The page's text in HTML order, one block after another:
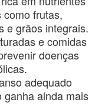
frutas,
e grãos integrais.
e comidas
doenças
adequado
ganha ainda mais